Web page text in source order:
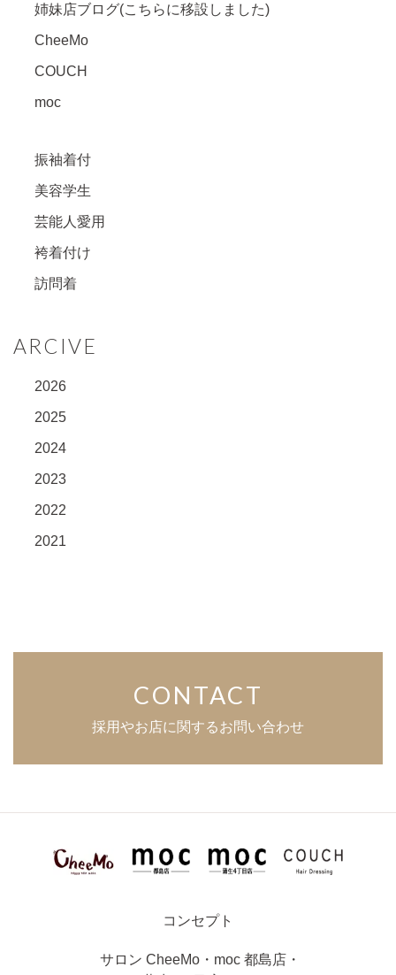
姉妹店ブログ(こちらに移設しました)
CheeMo
COUCH
moc
振袖着付
美容学生
芸能人愛用
袴着付け
訪問着
ARCIVE
2026
2025
2024
2023
2022
2021
CONTACT
採用やお店に関するお問い合わせ
コンセプト
サロン CheeMo ・ moc 都島店 ・